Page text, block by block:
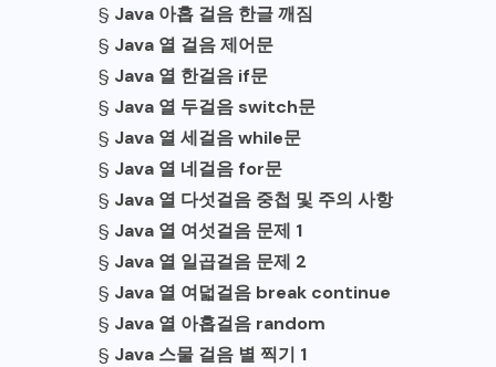
§ Java 아홉 걸음 한글 깨짐
§ Java 열 걸음 제어문
§ Java 열 한걸음 if문
§ Java 열 두걸음 switch문
§ Java 열 세걸음 while문
§ Java 열 네걸음 for문
§ Java 열 다섯걸음 중첩 및 주의 사항
§ Java 열 여섯걸음 문제 1
§ Java 열 일곱걸음 문제 2
§ Java 열 여덟걸음 break continue
§ Java 열 아홉걸음 random
§ Java 스물 걸음 별 찍기 1